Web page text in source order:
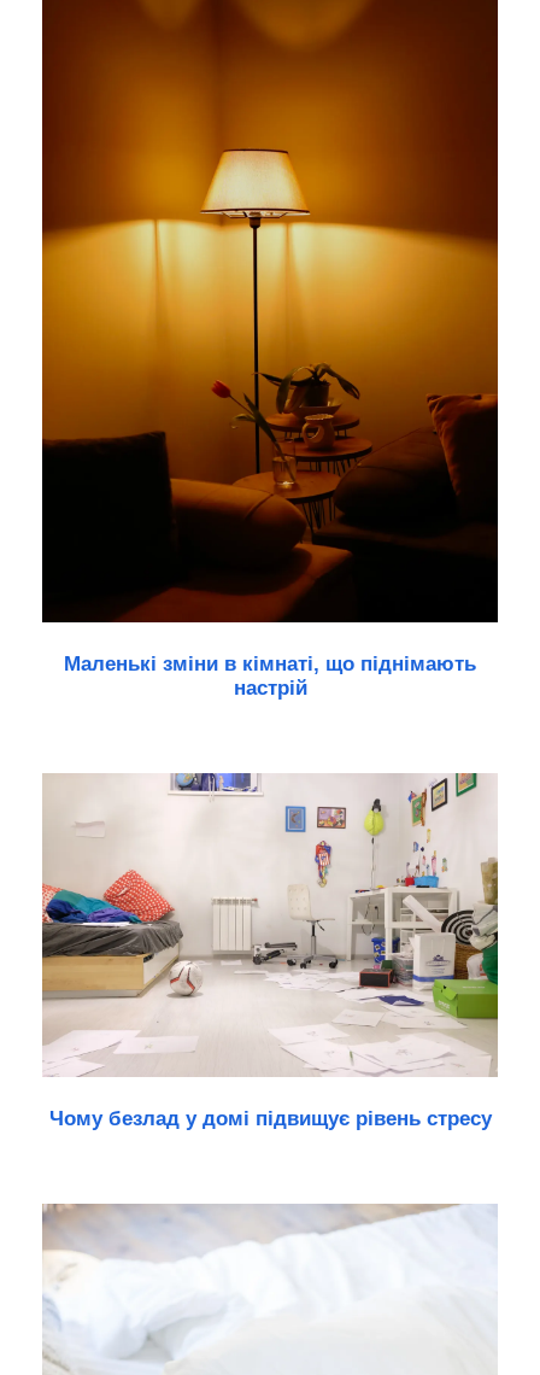
Маленькі зміни в кімнаті, що піднімають
настрій
Чому безлад у домі підвищує рівень стресу